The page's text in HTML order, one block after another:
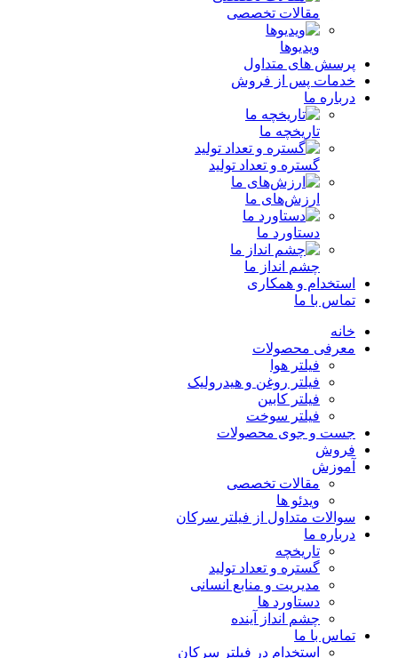
مقالات تخصصی
ویدیوها
پرسش های متداول
خدمات پس از فروش
درباره ما
تاریخچه ما
گستره و تعداد تولید
ارزش‌های ما
دستاورد ما
چشم انداز ما
استخدام و همکاری
تماس با ما
خانه
معرفی محصولات
فیلتر هوا
فیلتر روغن و هیدرولیک
فیلتر کابین
فیلتر سوخت
جست و جوی محصولات
فروش
آموزش
مقالات تخصصی
ویدئو ها
سوالات متداول از فیلتر سرکان
درباره ما
تاریخچه
گستره و تعداد تولید
مدیریت و منابع انسانی
دستاورد ها
چشم انداز آینده
تماس با ما
استخدام در فیلتر سرکان